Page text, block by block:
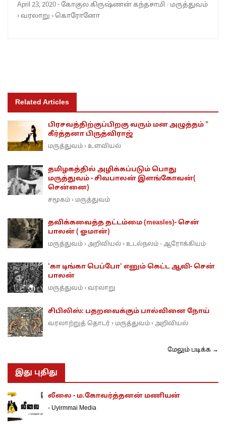
April 23, 2020-கோகுல கிருஷ்ணன் கந்தசாமி · மருத்துவம்
›வரலாறு ›கொரோனோ
Related Articles
பிரசவத்திற்குப்பிறகு வரும் மன அழுத்தம் "
கீர்த்தனா பிருத்விராஜ்
மருத்துவம் › உளவியல்
தமிழகத்தில் அழிக்கப்படும் பொது
மருத்துவம் - சிவபாலன் இளங்கோவன்(
சென்னை)
சமூகம் › மருத்துவம்
தவிக்கவைத்த தட்டம்மை (measles)- சென்
பாலன் ( ஓமான்)
மருத்துவம் › அறிவியல் › உடல்நலம் - ஆரோக்கியம்
'கா டிங்கா பெப்போ' எனும் கெட்ட ஆவி- சென்
பாலன்
மருத்துவம் › வரலாறு
சிபிலிஸ்: பதறவைக்கும் பால்வினை நோய்
வரலாற்றுத் தொடர் › மருத்துவம் › அறிவியல்
மேலும் படிக்க →
இது புதிது
லீலை - ம.கோவர்த்தனன் மணியன்
- Uyirmmai Media